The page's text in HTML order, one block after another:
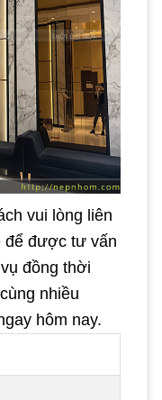
vui lòng liên
để được tư vấn
đồng thời
nhiều
hôm nay.